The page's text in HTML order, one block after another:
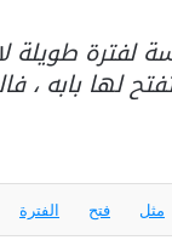
لفترة طويلة
لها بابه ،
مثل فتح الفترة